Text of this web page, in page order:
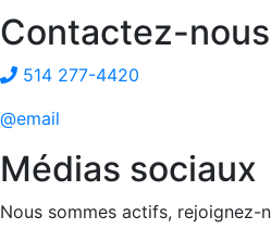
Contactez-nous
514 277-4420
@email
Médias sociaux
Nous sommes actifs, rejoignez-